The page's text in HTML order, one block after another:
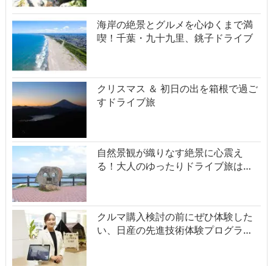
海岸の絶景とグルメを心ゆくまで満
喫！千葉・九十九里、銚子ドライブ
クリスマス ＆ 初日の出を箱根で過ご
すドライブ旅
自然景観が織りなす絶景に心震え
る！大人のゆったりドライブ旅は…
クルマ購入検討の前にぜひ体験した
い、日産の先進技術体験プログラ…